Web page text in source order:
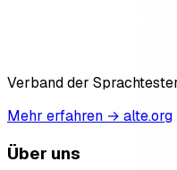
Verband der
Mehr erfahren → alte.org
Über uns